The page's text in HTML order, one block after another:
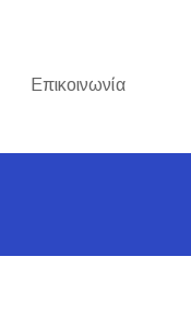
Επικοινωνία